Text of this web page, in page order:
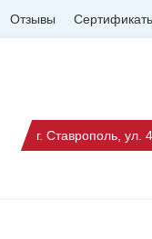
Отзывы
г. Ставрополь, ул.